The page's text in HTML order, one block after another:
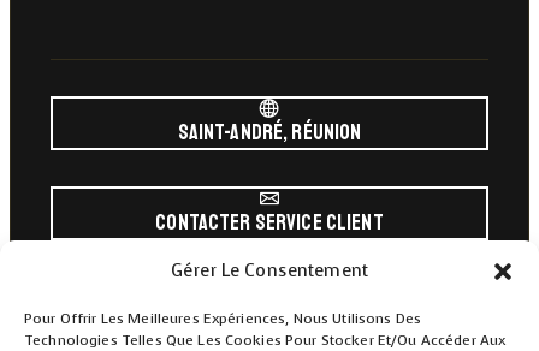
Gérer Le Consentement
Pour Offrir Les Meilleures Expériences, Nous Utilisons Des
Technologies Telles Que Les Cookies Pour Stocker Et/ou Accéder Aux
Saint-André, Réunion
Contacter Service Client
0693 41 67 09